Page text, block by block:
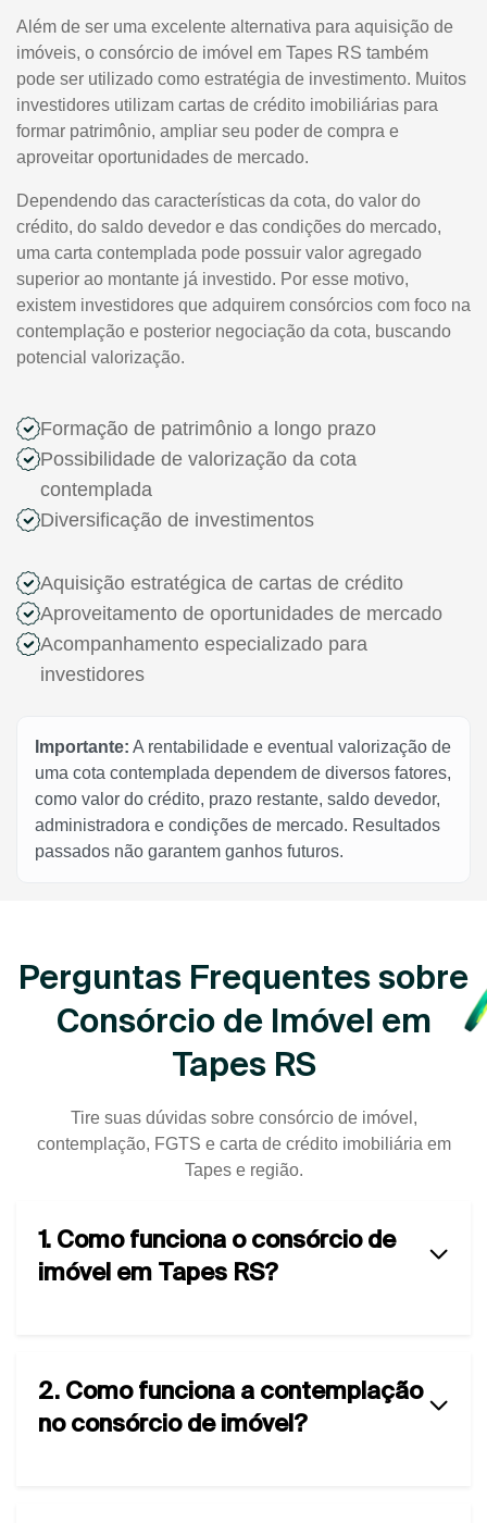
Além de ser uma excelente alternativa para aquisição de
imóveis, o consórcio de imóvel em Tapes RS também
pode ser utilizado como estratégia de investimento. Muitos
investidores utilizam cartas de crédito imobiliárias para
formar patrimônio, ampliar seu poder de compra e
aproveitar oportunidades de mercado.
Dependendo das características da cota, do valor do
crédito, do saldo devedor e das condições do mercado,
uma carta contemplada pode possuir valor agregado
superior ao montante já investido. Por esse motivo,
existem investidores que adquirem consórcios com foco na
contemplação e posterior negociação da cota, buscando
potencial valorização.
Formação de patrimônio a longo prazo
Possibilidade de valorização da cota
contemplada
Diversificação de investimentos
Aquisição estratégica de cartas de crédito
Aproveitamento de oportunidades de mercado
Acompanhamento especializado para
investidores
Importante: A rentabilidade e eventual valorização de
uma cota contemplada dependem de diversos fatores,
como valor do crédito, prazo restante, saldo devedor,
administradora e condições de mercado. Resultados
passados não garantem ganhos futuros.
Perguntas Frequentes sobre
Consórcio de Imóvel em
Tapes RS
Tire suas dúvidas sobre consórcio de imóvel,
contemplação, FGTS e carta de crédito imobiliária em
Tapes e região.
1. Como funciona o consórcio de
imóvel em Tapes RS?
2. Como funciona a contemplação
no consórcio de imóvel?